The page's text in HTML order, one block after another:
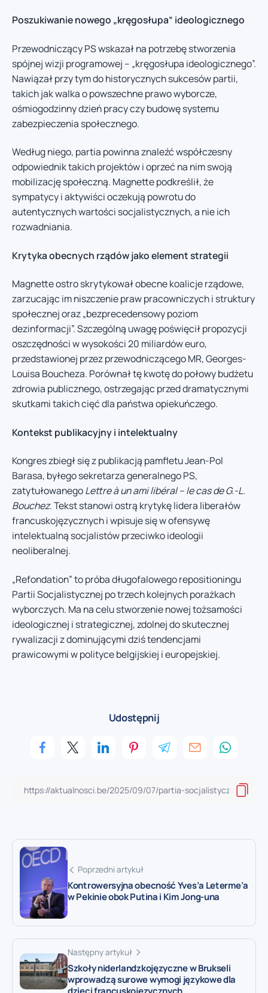
Poszukiwanie nowego „kręgosłupa” ideologicznego
Przewodniczący PS wskazał na potrzebę stworzenia
spójnej wizji programowej – „kręgosłupa ideologicznego”.
Nawiązał przy tym do historycznych sukcesów partii,
takich jak walka o powszechne prawo wyborcze,
ośmiogodzinny dzień pracy czy budowę systemu
zabezpieczenia społecznego.
Według niego, partia powinna znaleźć współczesny
odpowiednik takich projektów i oprzeć na nim swoją
mobilizację społeczną. Magnette podkreślił, że
sympatycy i aktywiści oczekują powrotu do
autentycznych wartości socjalistycznych, a nie ich
rozwadniania.
Krytyka obecnych rządów jako element strategii
Magnette ostro skrytykował obecne koalicje rządowe,
zarzucając im niszczenie praw pracowniczych i struktury
społecznej oraz „bezprecedensowy poziom
dezinformacji”. Szczególną uwagę poświęcił propozycji
oszczędności w wysokości 20 miliardów euro,
przedstawionej przez przewodniczącego MR, Georges-
Louisa Boucheza. Porównał tę kwotę do połowy budżetu
zdrowia publicznego, ostrzegając przed dramatycznymi
skutkami takich cięć dla państwa opiekuńczego.
Kontekst publikacyjny i intelektualny
Kongres zbiegł się z publikacją pamfletu Jean-Pol
Barasa, byłego sekretarza generalnego PS,
zatytułowanegoLettre à un ami libéral – le cas de G.-L.
Bouchez. Tekst stanowi ostrą krytykę lidera liberałów
francuskojęzycznych i wpisuje się w ofensywę
intelektualną socjalistów przeciwko ideologii
neoliberalnej.
„Refondation” to próba długofalowego repositioningu
Partii Socjalistycznej po trzech kolejnych porażkach
wyborczych. Ma na celu stworzenie nowej tożsamości
ideologicznej i strategicznej, zdolnej do skutecznej
rywalizacji z dominującymi dziś tendencjami
prawicowymi w polityce belgijskiej i europejskiej.
Udostępnij
Poprzedni artykuł
Kontrowersyjna obecność Yves’a Leterme’a
w Pekinie obok Putina i Kim Jong-una
Następny artykuł
Szkoły niderlandzkojęzyczne w Brukseli
wprowadzą surowe wymogi językowe dla